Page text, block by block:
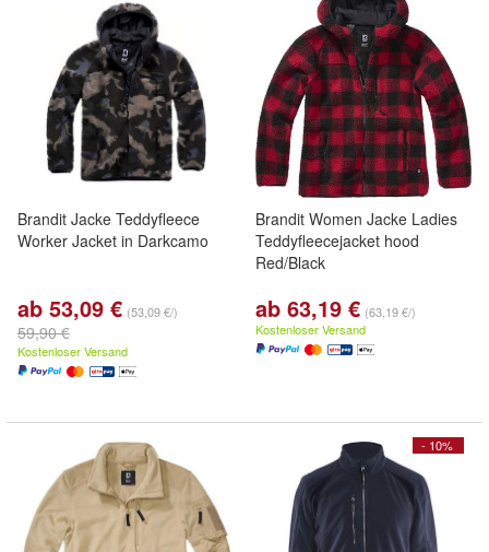
Brandit Jacke Teddyfleece
Worker Jacket in Darkcamo
ab 53,09 € (53,09 €/)
59,90 €
Kostenloser Versand
Brandit Women Jacke Ladies
Teddyfleecejacket hood
Red/Black
ab 63,19 € (63,19 €/)
Kostenloser Versand
- 10%